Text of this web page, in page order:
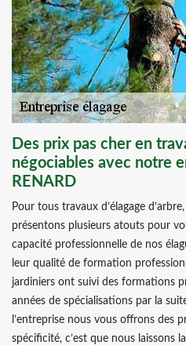
Des prix pas cher en
négociables avec notre
RENARD
Pour tous travaux d’élagage
présentons plusieurs atouts pour
capacité professionnelle de nos
leur qualité de formation
jardiniers ont suivi des formations
années de spécialisations par la
l’entreprise nous vous offrons des
spécificité, c’est que nous laissons